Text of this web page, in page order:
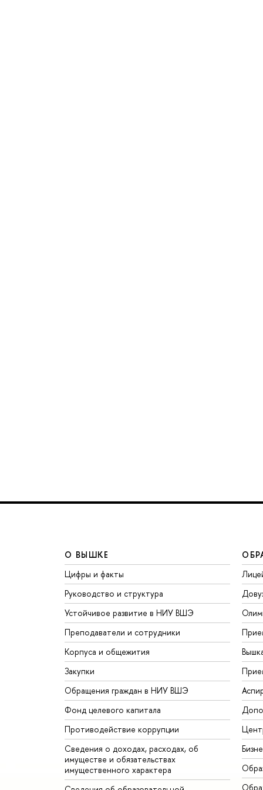
О ВЫШКЕ
Цифры и факты
Руководство и структура
Устойчивое развитие в НИУ ВШЭ
Преподаватели и сотрудники
Корпуса и общежития
Закупки
Обращения граждан в НИУ ВШЭ
Фонд целевого капитала
Противодействие коррупции
Сведения о доходах, расходах, об
имуществе и обязательствах
имущественного характера